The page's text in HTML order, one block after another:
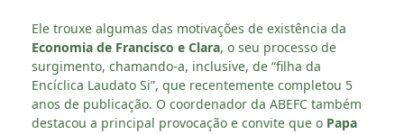
Ele trouxe algumas das motivações de existência da
Economia de Francisco e Clara, o seu processo de
surgimento, chamando-a, inclusive, de “filha da
Encíclica Laudato Si”, que recentemente completou 5
anos de publicação. O coordenador da ABEFC também
destacou a principal provocação e convite que o Papa